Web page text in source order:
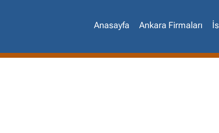
Anasayfa Ankara Firmaları